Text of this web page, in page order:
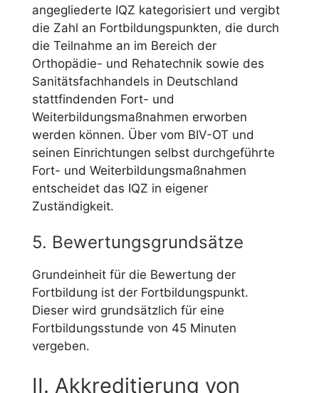
angegliederte IQZ kategorisiert und vergibt
die Zahl an Fortbildungspunkten, die durch
die Teilnahme an im Bereich der
Orthopädie- und Rehatechnik sowie des
Sanitätsfachhandels in Deutschland
stattfindenden Fort- und
Weiterbildungsmaßnahmen erworben
werden können. Über vom BIV-OT und
seinen Einrichtungen selbst durchgeführte
Fort- und Weiterbildungsmaßnahmen
entscheidet das IQZ in eigener
Zuständigkeit.
5. Bewertungsgrundsätze
Grundeinheit für die Bewertung der
Fortbildung ist der Fortbildungspunkt.
Dieser wird grundsätzlich für eine
Fortbildungsstunde von 45 Minuten
vergeben.
II. Akkreditierung von